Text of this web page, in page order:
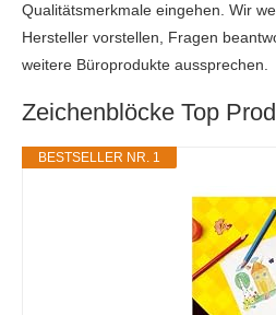
Qualitätsmerkmale eingehen. Wir
Hersteller vorstellen, Fragen
weitere Büroprodukte aussprechen.
Zeichenblöcke Top
BESTSELLER NR. 1